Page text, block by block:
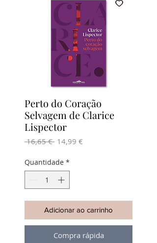
Perto do Coração
Selvagem de Clarice
Lispector
16,65 € Preço
14,99 €
Quantidade *
Adicionar ao carrinho
Compra rápida